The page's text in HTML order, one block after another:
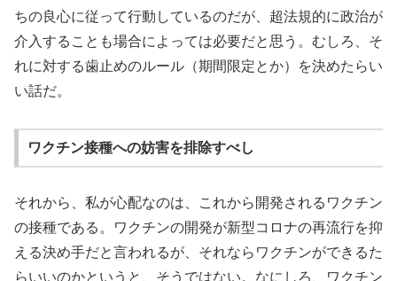
ちの良心に従って行動しているのだが、超法規的に政治が
介入することも場合によっては必要だと思う。むしろ、そ
れに対する歯止めのルール（期間限定とか）を決めたらい
い話だ。
ワクチン接種への妨害を排除すべし
それから、私が心配なのは、これから開発されるワクチン
の接種である。ワクチンの開発が新型コロナの再流行を抑
える決め手だと言われるが、それならワクチンができるた
らいいのかというと、そうではない。なにしろ、ワクチン